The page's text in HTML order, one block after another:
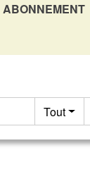
ABONNEMENT
Tout